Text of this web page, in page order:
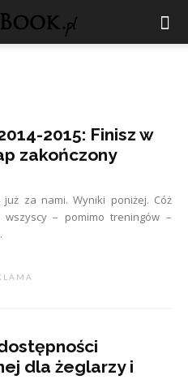
2015: Finisz w
zakończony
już za nami. Wyniki poniżej. Cóż
– pomimo treningów –
L A M A
dla żeglarzy i